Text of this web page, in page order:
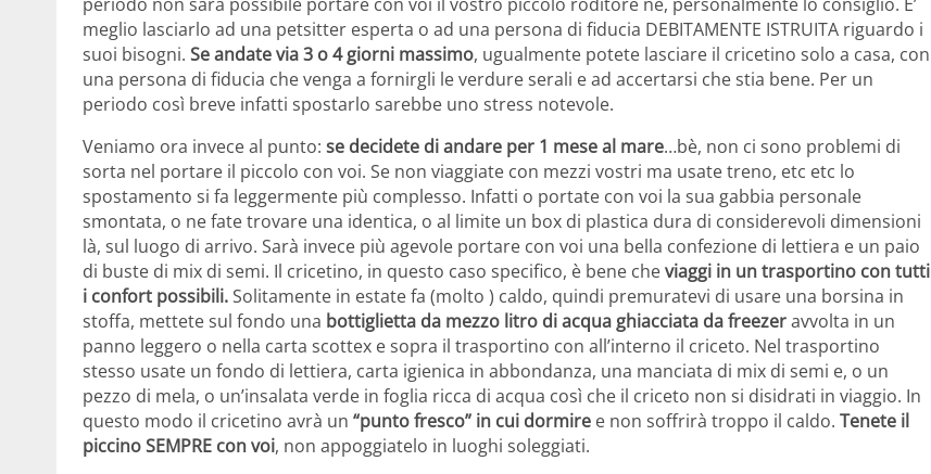
meglio lasciarlo ad una petsitter esperta o ad una persona di fiducia DEBITAMENTE ISTRUITA riguardo i
suoi bisogni. Se andate via 3 o 4 giorni massimo, ugualmente potete lasciare il cricetino solo a casa, con
una persona di fiducia che venga a fornirgli le verdure serali e ad accertarsi che stia bene. Per un
periodo così breve infatti spostarlo sarebbe uno stress notevole.
Veniamo ora invece al punto: se decidete di andare per 1 mese al mare…bè, non ci sono problemi di
sorta nel portare il piccolo con voi. Se non viaggiate con mezzi vostri ma usate treno, etc etc lo
spostamento si fa leggermente più complesso. Infatti o portate con voi la sua gabbia personale
smontata, o ne fate trovare una identica, o al limite un box di plastica dura di considerevoli dimensioni
là, sul luogo di arrivo. Sarà invece più agevole portare con voi una bella confezione di lettiera e un paio
di buste di mix di semi. Il cricetino, in questo caso specifico, è bene cheviaggi in un trasportino con tutti
i confort possibili.Solitamente in estate fa (molto ) caldo, quindi premuratevi di usare una borsina in
stoffa, mettete sul fondo una bottiglietta da mezzo litro di acqua ghiacciata da freezeravvolta in un
panno leggero o nella carta scottex e sopra il trasportino con all’interno il criceto. Nel trasportino
stesso usate un fondo di lettiera, carta igienica in abbondanza, una manciata di mix di semi e, o un
pezzo di mela, o un’insalata verde in foglia ricca di acqua così che il criceto non si disidrati in viaggio. In
questo modo il cricetino avrà un “punto fresco” in cui dormire e non soffrirà troppo il caldo. Tenete il
piccino SEMPRE con voi, non appoggiatelo in luoghi soleggiati.